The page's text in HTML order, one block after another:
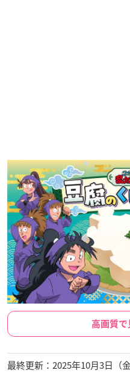
高画質
最終更新：2025年10月3日（金